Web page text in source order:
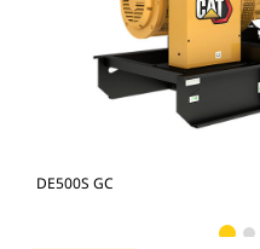
DE500S GC